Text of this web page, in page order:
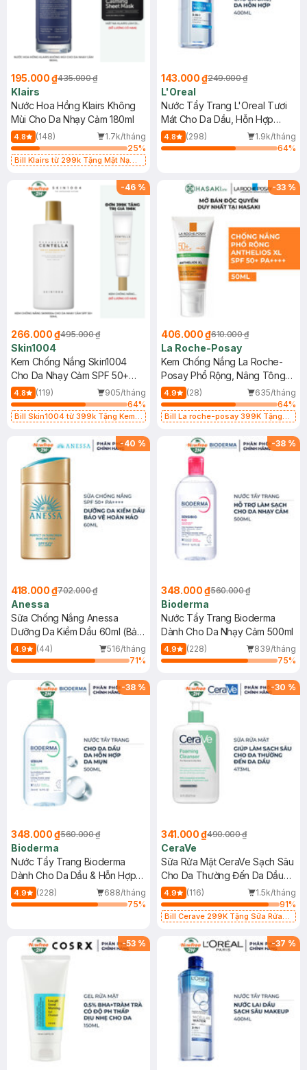
195.000 ₫435.000 ₫
Klairs
Nước Hoa Hồng Klairs Không
Mùi Cho Da Nhạy Cảm 180ml
4.8 (148)
1.7k/tháng
25%
Bill Klairs từ 299k Tặng Mặt Nạ
25ml (SL Có Hạn)
143.000 ₫249.000 ₫
L'Oreal
Nước Tẩy Trang L'Oreal Tươi
Mát Cho Da Dầu, Hỗn Hợp
400ml
4.8 (298)
1.9k/tháng
64%
-46 %
266.000 ₫495.000 ₫
Skin1004
Kem Chống Nắng Skin1004
Cho Da Nhạy Cảm SPF 50+
50ml
4.8 (119)
905/tháng
64%
Bill Skin1004 từ 399k Tặng Kem
SPF 50+ 20ml (SL Có Hạn)
-33 %
406.000 ₫610.000 ₫
La Roche-Posay
Kem Chống Nắng La Roche-
Posay Phổ Rộng, Nâng Tông
Kiềm Dầu 50ml
4.9 (28)
635/tháng
64%
Bill La roche-posay 399K Tặng
(SL có hạn)
-40 %
418.000 ₫702.000 ₫
Anessa
Sữa Chống Nắng Anessa
Dưỡng Da Kiềm Dầu 60ml (Bản
Mới)
4.9 (44)
516/tháng
71%
-38 %
348.000 ₫560.000 ₫
Bioderma
Nước Tẩy Trang Bioderma
Dành Cho Da Nhạy Cảm 500ml
4.9 (228)
839/tháng
75%
-38 %
348.000 ₫560.000 ₫
Bioderma
Nước Tẩy Trang Bioderma
Dành Cho Da Dầu & Hỗn Hợp
500ml
4.9 (228)
688/tháng
75%
-30 %
341.000 ₫490.000 ₫
CeraVe
Sữa Rửa Mặt CeraVe Sạch Sâu
Cho Da Thường Đến Da Dầu
473ml
4.9 (116)
1.5k/tháng
91%
Bill Cerave 299K Tặng Sữa Rửa
-53 % -37 %